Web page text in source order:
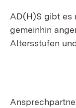
AD(H)S gibt es
gemeinhin
Altersstufen